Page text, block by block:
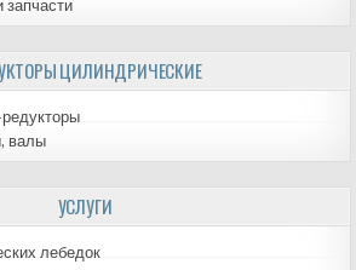
ЦИЛИНДРИЧЕСКИЕ
валы
УСЛУГИ
лебедок